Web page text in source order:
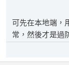
可先在本地端，
常，然後才是過